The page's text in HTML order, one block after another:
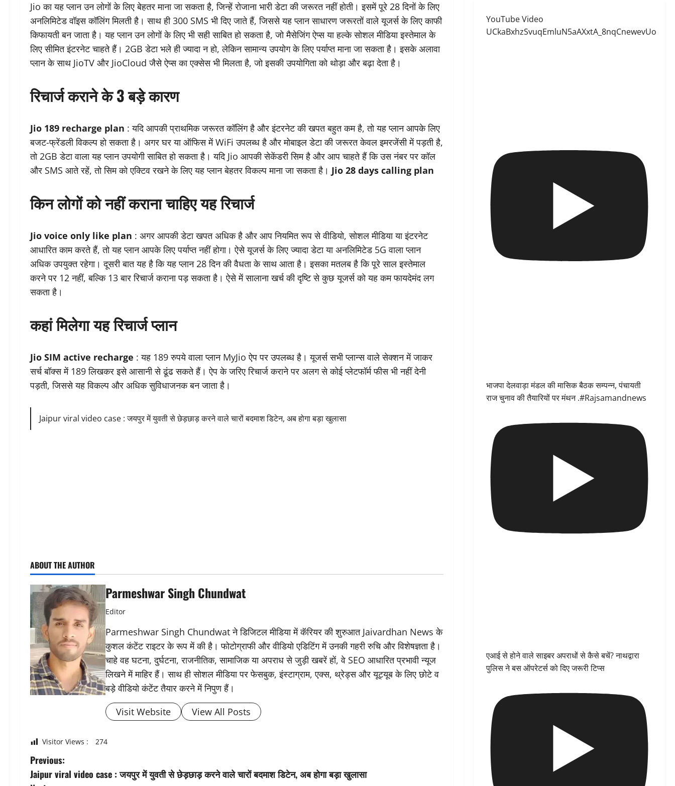
Jio का यह प्लान उन लोगों के लिए बेहतर माना जा सकता है, जिन्हें रोजाना भारी डेटा की जरूरत नहीं होती। इसमें पूरे 28 दिनों के लिए
अनलिमिटेड वॉइस कॉलिंग मिलती है। साथ ही 300 SMS भी दिए जाते हैं, जिससे यह प्लान साधारण जरूरतों वाले यूजर्स के लिए काफी
किफायती बन जाता है। यह प्लान उन लोगों के लिए भी सही साबित हो सकता है, जो मैसेजिंग ऐप्स या हल्के सोशल मीडिया इस्तेमाल के
लिए सीमित इंटरनेट चाहते हैं। 2GB डेटा भले ही ज्यादा न हो, लेकिन सामान्य उपयोग के लिए पर्याप्त माना जा सकता है। इसके अलावा
प्लान के साथ JioTV और JioCloud जैसे ऐप्स का एक्सेस भी मिलता है, जो इसकी उपयोगिता को थोड़ा और बढ़ा देता है।
रिचार्ज कराने के 3 बड़े कारण
Jio 189 recharge plan : यदि आपकी प्राथमिक जरूरत कॉलिंग है और इंटरनेट की खपत बहुत कम है, तो यह प्लान आपके लिए
बजट-फ्रेंडली विकल्प हो सकता है। अगर घर या ऑफिस में WiFi उपलब्ध है और मोबाइल डेटा की जरूरत केवल इमरजेंसी में पड़ती है,
तो 2GB डेटा वाला यह प्लान उपयोगी साबित हो सकता है। यदि Jio आपकी सेकेंडरी सिम है और आप चाहते हैं कि उस नंबर पर कॉल
और SMS आते रहें, तो सिम को एक्टिव रखने के लिए यह प्लान बेहतर विकल्प माना जा सकता है। Jio 28 days calling plan
किन लोगों को नहीं कराना चाहिए यह रिचार्ज
Jio voice only like plan : अगर आपकी डेटा खपत अधिक है और आप नियमित रूप से वीडियो, सोशल मीडिया या इंटरनेट
आधारित काम करते हैं, तो यह प्लान आपके लिए पर्याप्त नहीं होगा। ऐसे यूजर्स के लिए ज्यादा डेटा या अनलिमिटेड 5G वाला प्लान
अधिक उपयुक्त रहेगा। दूसरी बात यह है कि यह प्लान 28 दिन की वैधता के साथ आता है। इसका मतलब है कि पूरे साल इस्तेमाल
करने पर 12 नहीं, बल्कि 13 बार रिचार्ज कराना पड़ सकता है। ऐसे में सालाना खर्च की दृष्टि से कुछ यूजर्स को यह कम फायदेमंद लग
सकता है।
कहां मिलेगा यह रिचार्ज प्लान
Jio SIM active recharge : यह 189 रुपये वाला प्लान MyJio ऐप पर उपलब्ध है। यूजर्स सभी प्लान्स वाले सेक्शन में जाकर
सर्च बॉक्स में 189 लिखकर इसे आसानी से ढूंढ सकते हैं। ऐप के जरिए रिचार्ज कराने पर अलग से कोई प्लेटफॉर्म फीस भी नहीं देनी
पड़ती, जिससे यह विकल्प और अधिक सुविधाजनक बन जाता है।
Jaipur viral video case : जयपुर में युवती से छेड़छाड़ करने वाले चारों बदमाश डिटेन, अब होगा बड़ा खुलासा
ABOUT THE AUTHOR
Parmeshwar Singh Chundwat
Editor
Parmeshwar Singh Chundwat ने डिजिटल मीडिया में कॅरियर की शुरुआत Jaivardhan News के
कुशल कंटेंट राइटर के रूप में की है। फोटोग्राफी और वीडियो एडिटिंग में उनकी गहरी रुचि और विशेषज्ञता है।
चाहे वह घटना, दुर्घटना, राजनीतिक, सामाजिक या अपराध से जुड़ी खबरें हों, वे SEO आधारित प्रभावी न्यूज
लिखने में माहिर हैं। साथ ही सोशल मीडिया पर फेसबुक, इंस्टाग्राम, एक्स, थ्रेड्स और यूट्यूब के लिए छोटे व
बड़े वीडियो कंटेंट तैयार करने में निपुण हैं।
Visit Website
View All Posts
Visitor Views : 274
P
Previous:
Jaipur viral video case : जयपुर में युवती से छेड़छाड़ करने वाले चारों बदमाश डिटेन, अब होगा बड़ा खुलासा
YouTube Video
UCkaBxhzSvuqEmluN5aAXxtA_8nqCnewevUo
भाजपा देलवाड़ा मंडल की मासिक बैठक सम्पन्न, पंचायती
राज चुनाव की तैयारियों पर मंथन .#Rajsamandnews
एआई से होने वाले साइबर अपराधों से कैसे बचें? नाथद्वारा
पुलिस ने बस ऑपरेटर्स को दिए जरूरी टिप्स